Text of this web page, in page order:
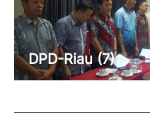
DPD-Riau (7)